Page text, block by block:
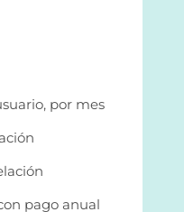
por mes
pago anual